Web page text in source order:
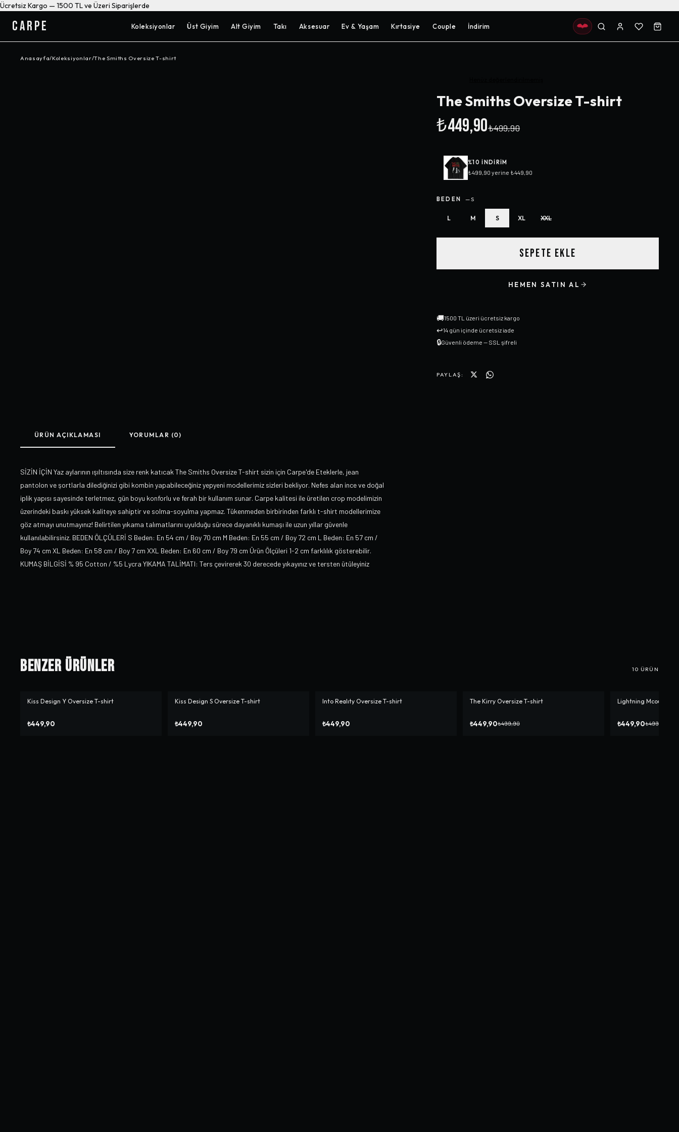
Ücretsiz Kargo — 1500 TL ve Üzeri Siparişlerde
CARPE Koleksiyonlar Üst Giyim Alt Giyim Takı Aksesuar Ev & Yaşam Kırtasiye Couple İndirim
Anasayfa/Koleksiyonlar/The Smiths Oversize T-shirt
The Smiths Oversize T-shirt
₺449,90₺499,90
%10 INDIRIM
₺499,90 yerine ₺449,90
BEDEN —S
L M S XL XXL
SEPETE EKLE
HEMEN SATIN AL
🚚1500 TL üzeri ücretsiz kargo
↩14 gün içinde ücretsiz iade
🔒Güvenli ödeme — SSL şifreli
PAYLAŞ:
ÜRÜN AÇIKLAMASI YORUMLAR (0)
SİZİN İÇİN Yaz aylarının ışıltısında size renk katıcak The Smiths Oversize T-shirt sizin için Carpe'de Eteklerle, jean
pantolon ve şortlarla dilediğinizi gibi kombin yapabileceğiniz yepyeni modellerimiz sizleri bekliyor. Nefes alan ince ve doğal
iplik yapısı sayesinde terletmez, gün boyu konforlu ve ferah bir kullanım sunar. Carpe kalitesi ile üretilen crop modelimizin
üzerindeki baskı yüksek kaliteye sahiptir ve solma-soyulma yapmaz. Tükenmeden birbirinden farklı t-shirt modellerimize
göz atmayı unutmayınız! Belirtilen yıkama talımatlarını uyulduğu sürece dayanıklı kumaşı ile uzun yıllar güvenle
kullanılabilirsiniz. BEDEN ÖLÇÜLERİ S Beden: En 54 cm / Boy 70 cm M Beden: En 55 cm / Boy 72 cm L Beden: En 57 cm /
Boy 74 cm XL Beden: En 58 cm / Boy 7 cm XXL Beden: En 60 cm / Boy 79 cm Ürün Ölçüleri 1-2 cm farklılık gösterebilir.
KUMAŞ BİLGİSİ % 95 Cotton / %5 Lycra YIKAMA TALİMATI: Ters çevirerek 30 derecede yıkayınız ve tersten ütüleyiniz
Benzer Ürünler 10 ÜRÜN
Kiss Design Y Oversize T-shirt
₺449,90
Kiss Design S Oversize T-shirt
₺449,90
Into Realıty Oversize T-shirt
₺449,90
-%10
The Kirry Oversize T-shirt
₺449,90₺499,90
-% 10
Lightning Mcoueen
₺449,90₺499,90